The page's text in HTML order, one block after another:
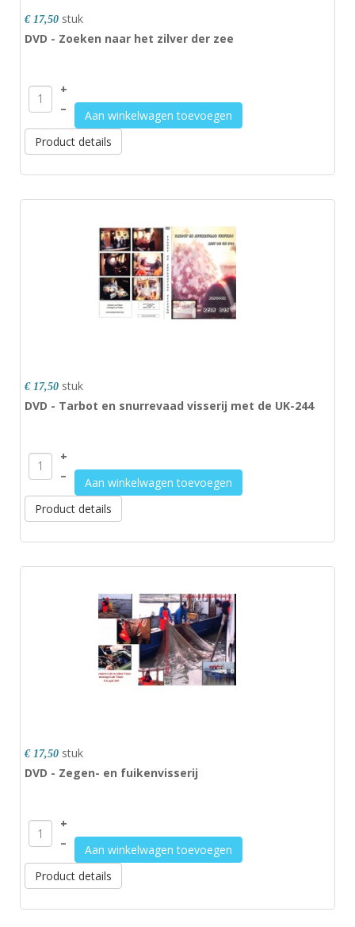
€ 17,50 stuk
DVD - Zoeken naar het zilver der zee
+
–
Aan winkelwagen toevoegen
Product details
€ 17,50 stuk
DVD - Tarbot en snurrevaad visserij met de UK-244
+
–
Aan winkelwagen toevoegen
Product details
€ 17,50 stuk
DVD - Zegen- en fuikenvisserij
+
–
Aan winkelwagen toevoegen
Product details